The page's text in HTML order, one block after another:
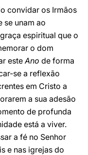
convidar os Irmãos
se unam ao
espiritual que o
o dom
esteAno de forma
se a reflexão
em Cristo a
a sua adesão
de profunda
está a viver.
a fé no Senhor
e nas igrejas do